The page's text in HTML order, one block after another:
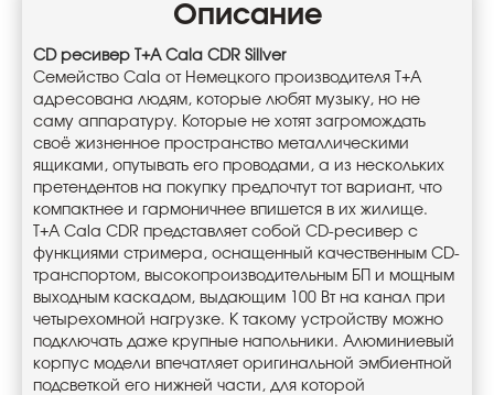
Описание
CD ресивер T+A Cala CDR Sillver
Семейство Cala от Немецкого производителя T+A
адресована людям, которые любят музыку, но не
саму аппаратуру. Которые не хотят загромождать
своё жизненное пространство металлическими
ящиками, опутывать его проводами, а из нескольких
претендентов на покупку предпочтут тот вариант, что
компактнее и гармоничнее впишется в их жилище.
T+A Cala CDR представляет собой CD-ресивер с
функциями стримера, оснащенный качественным CD-
транспортом, высокопроизводительным БП и мощным
выходным каскадом, выдающим 100 Вт на канал при
четырехомной нагрузке. К такому устройству можно
подключать даже крупные напольники. Алюминиевый
корпус модели впечатляет оригинальной эмбиентной
подсветкой его нижней части, для которой